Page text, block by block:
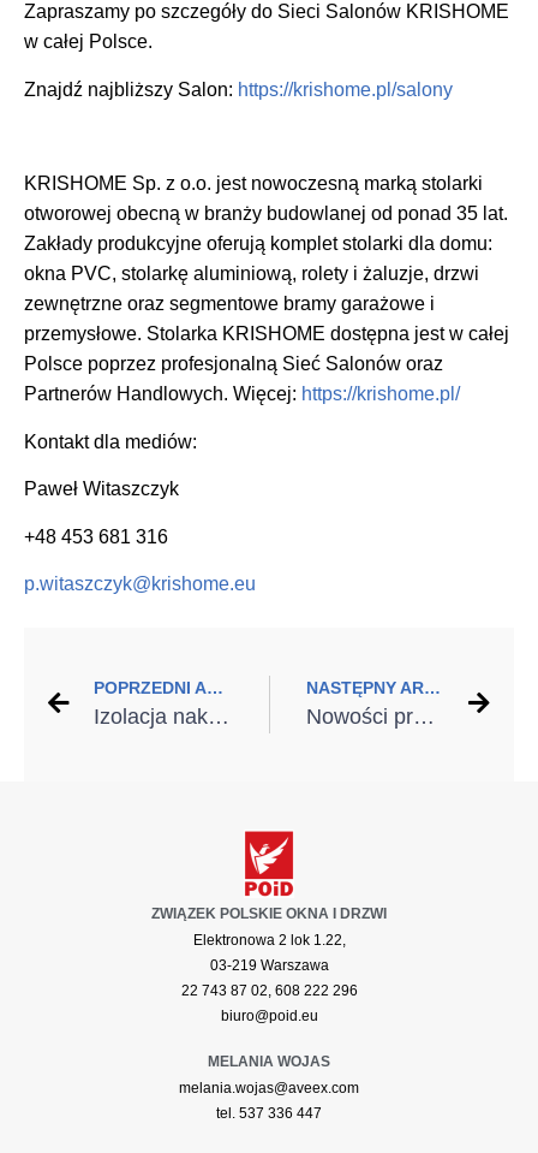
Zapraszamy po szczegóły do Sieci Salonów KRISHOME
w całej Polsce.
Znajdź najbliższy Salon: https://krishome.pl/salony
KRISHOME Sp. z o.o. jest nowoczesną marką stolarki
otworowej obecną w branży budowlanej od ponad 35 lat.
Zakłady produkcyjne oferują komplet stolarki dla domu:
okna PVC, stolarkę aluminiową, rolety i żaluzje, drzwi
zewnętrzne oraz segmentowe bramy garażowe i
przemysłowe. Stolarka KRISHOME dostępna jest w całej
Polsce poprzez profesjonalną Sieć Salonów oraz
Partnerów Handlowych. Więcej: https://krishome.pl/
Kontakt dla mediów:
Paweł Witaszczyk
+48 453 681 316
p.witaszczyk@krishome.eu
POPRZEDNI ARTYKUŁ
Izolacja nakrokwiowa jako alternatywa dla tradycyjnego ocieplania dachu
NASTĘPNY ARTYKUŁ
Nowości produktowe Klimas Wkręt-met na targach branżowych
ZWIĄZEK POLSKIE OKNA I DRZWI
Elektronowa 2 lok 1.22,
03-219 Warszawa
22 743 87 02, 608 222 296
biuro@poid.eu
MELANIA WOJAS
melania.wojas@aveex.com
tel. 537 336 447